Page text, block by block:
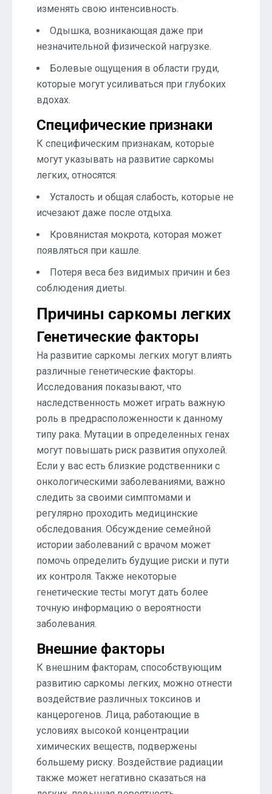
изменять свою интенсивность.
Одышка, возникающая даже при
незначительной физической нагрузке.
Болевые ощущения в области груди,
которые могут усиливаться при глубоких
вдохах.
Специфические признаки
К специфическим признакам, которые
могут указывать на развитие саркомы
легких, относятся:
Усталость и общая слабость, которые не
исчезают даже после отдыха.
Кровянистая мокрота, которая может
появляться при кашле.
Потеря веса без видимых причин и без
соблюдения диеты.
Причины саркомы легких
Генетические факторы
На развитие саркомы легких могут влиять
различные генетические факторы.
Исследования показывают, что
наследственность может играть важную
роль в предрасположенности к данному
типу рака. Мутации в определенных генах
могут повышать риск развития опухолей.
Если у вас есть близкие родственники с
онкологическими заболеваниями, важно
следить за своими симптомами и
регулярно проходить медицинские
обследования. Обсуждение семейной
истории заболеваний с врачом может
помочь определить будущие риски и пути
их контроля. Также некоторые
генетические тесты могут дать более
точную информацию о вероятности
заболевания.
Внешние факторы
К внешним факторам, способствующим
развитию саркомы легких, можно отнести
воздействие различных токсинов и
канцерогенов. Лица, работающие в
условиях высокой концентрации
химических веществ, подвержены
большему риску. Воздействие радиации
также может негативно сказаться на